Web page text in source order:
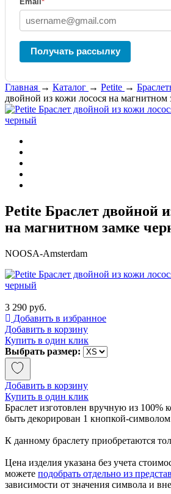
Получать рассылку
Главная → Каталог → Petite →
двойной из кожи лосося на магнитном
Petite Браслет двойной
на магнитном замке
NOOSA-Amsterdam
3 290 руб.
Добавить в избранное
Добавить в корзину
Купить в один клик
Выбрать размер:
Добавить в корзину
Купить в один клик
Браслет изготовлен вручную из 100%
быть декорирован 1 кнопкой-
К данному браслету приобретаются
Цена изделия указана без учета
можете подобрать отдельно из
зависимости от значения символа и